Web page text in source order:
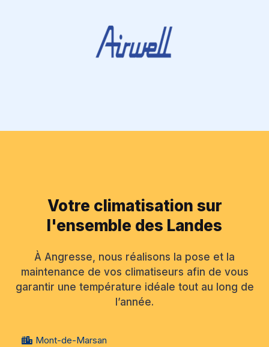
Votre climatisation sur
l'ensemble des Landes
À Angresse, nous réalisons la pose et la
maintenance de vos climatiseurs afin de vous
garantir une température idéale tout au long de
l’année.
Mont-de-Marsan